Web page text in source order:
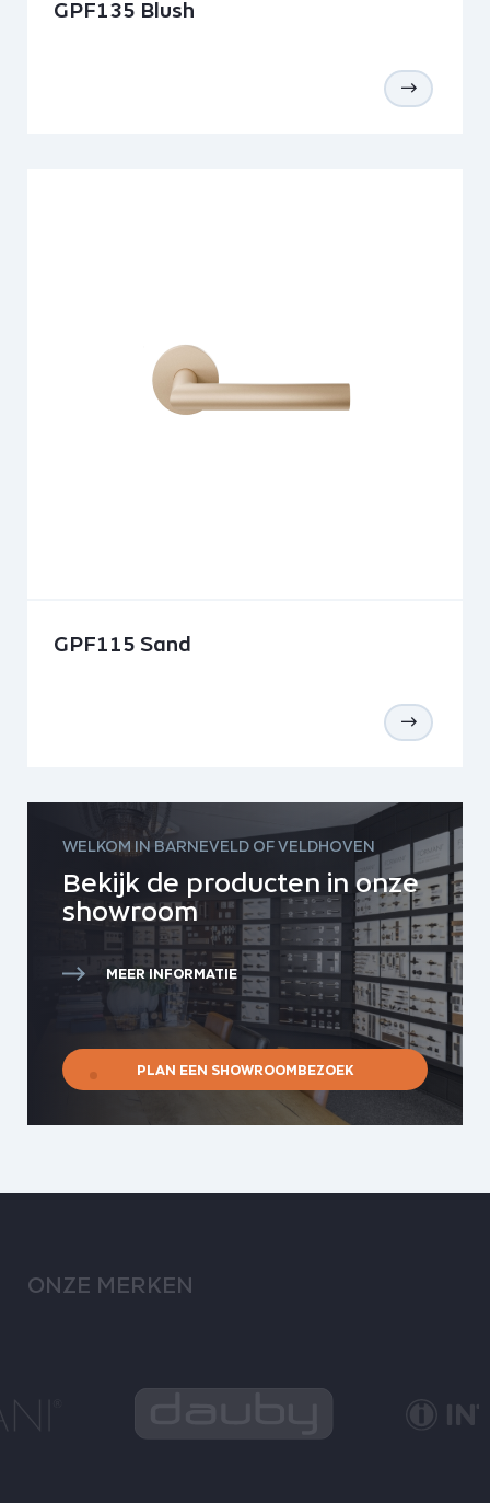
GPF135 Blush
GPF115 Sand
WELKOM IN BARNEVELD OF VELDHOVEN
Bekijk de producten in onze
showroom
MEER INFORMATIE
PLAN EEN SHOWROOMBEZOEK
ONZE MERKEN